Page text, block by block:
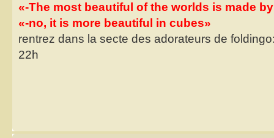
«-The most beautiful of the worlds is made
«-no, it is more beautiful in cubes»
rentrez dans la secte des adorateurs de
22h